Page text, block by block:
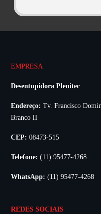
EMPRESA
Desentupidora Plenitec
Endereço: Tv. Francisco
Branco II
CEP: 08473-515
Telefone: (11) 95477-4268
WhatsApp: (11) 95477-4268
REDES SOCIAIS